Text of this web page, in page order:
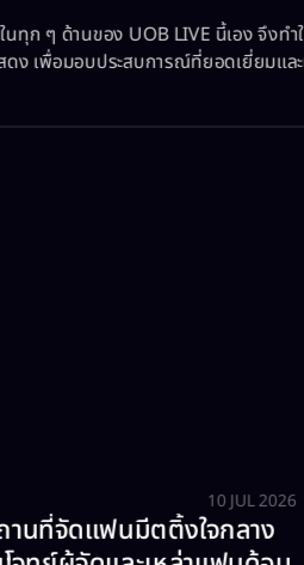
ก ๆ ด้านของ UOB LIVE นี้เอง จึงท
ดง เพื่อมอบประสบการณ์ที่ยอดเยี่ยมแ
10 JUL 2026
านที่จัดแฟนมีตติ้งใจกลาง